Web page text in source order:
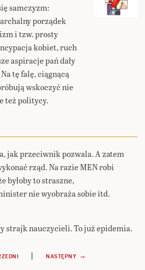
samczyzm:
porządek
i tzw. prosty
kobiet, ruch
aspiracje pań dały
tę falę, ciągnącą
wskoczyć nie
też politycy.
jak przeciwnik pozwala. A zatem
rząd. Na razie MEN robi
byłoby to straszne,
nie wyobraża sobie itd.
strajk nauczycieli. To już epidemia.
| NASTĘPNY →